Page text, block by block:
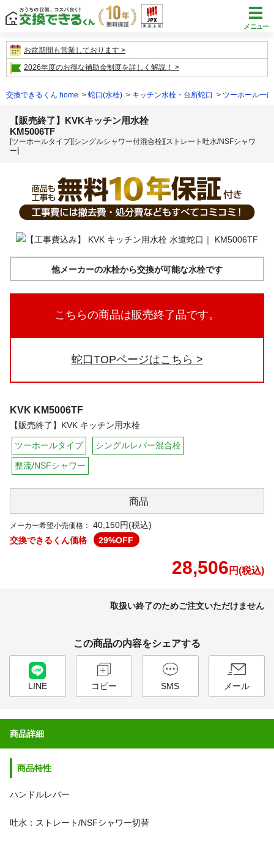
メニュー
お盆期間も営業しております
2026年度のお得な補助金制度を詳しく解説！
交換できるくん home 蛇口(水栓) キッチン水栓・台所蛇口 ツーホール一
【販売終了】KVKキッチン用水栓
KM5006TF
[ツーホールタイプ][シングルシャワー付混合栓][ストレート吐水/NSFシャワ
ー]
他メーカーの水栓から交換が可能な水栓です
こちらの商品は販売終了品です。
蛇口TOPページはこちら
KVK KM5006TF
【販売終了】KVK キッチン用水栓
ツーホールタイプ シングルレバー混合栓
整流/NSFシャワー
商品
メーカー希望小売価格：
40,150円(税込)
交換できるくん価格
29%OFF
28,506 円(税込)
取扱い終了のためご注文いただけません
この商品の内容をシェアする
LINE コピー SMS メール
商品詳細
商品特性
ハンドルレバー
吐水：ストレート/NSFシャワー切替